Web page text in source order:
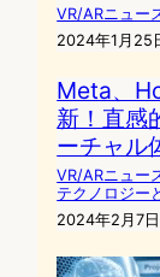
VR/ARニュー
2024年1月25
Meta、
新！直感
ーチャル
VR/ARニュー
テクノロジー
2024年2月7